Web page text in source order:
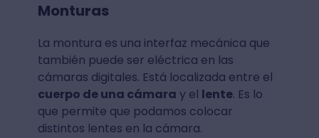
Monturas
La montura es una interfaz mecánica que
también puede ser eléctrica en las
cámaras digitales. Está localizada entre el
cuerpo de una cámara y el lente. Es lo
que permite que podamos colocar
distintos lentes en la cámara.